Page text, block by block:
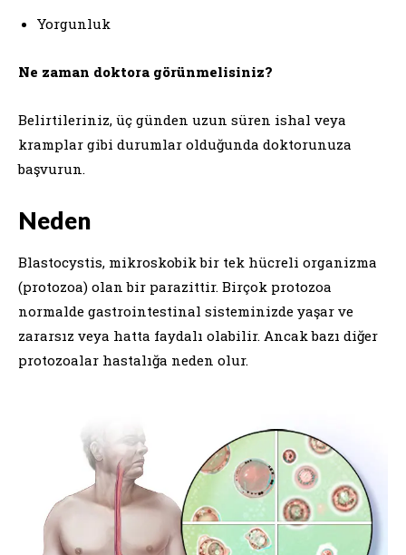
Yorgunluk
Ne zaman doktora görünmelisiniz?
Belirtileriniz, üç günden uzun süren ishal veya
kramplar gibi durumlar olduğunda doktorunuza
başvurun.
Neden
Blastocystis, mikroskobik bir tek hücreli organizma
(protozoa) olan bir parazittir. Birçok protozoa
normalde gastrointestinal sisteminizde yaşar ve
zararsız veya hatta faydalı olabilir. Ancak bazı diğer
protozoalar hastalığa neden olur.